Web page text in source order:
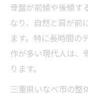
骨盤が前傾や後傾す
なり、自然と肩が前
ます。特に長時間の
作が多い現代人は、
ります。
三重県いなべ市の整